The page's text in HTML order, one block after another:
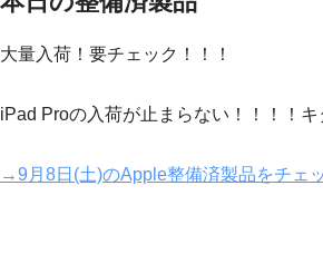
大量入荷！要チェック！！！
iPad Proの入荷が止まらない！！！！キ
→9月8日(土)のApple整備済製品をチェ